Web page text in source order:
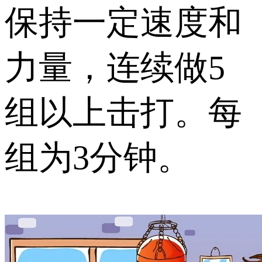
保持一定速度和
力量，连续做5
组以上击打。每
组为3分钟。